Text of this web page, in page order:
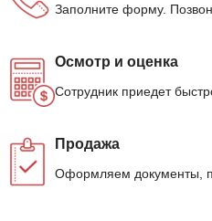
Заполните форму.
Осмотр и оценка
Сотрудник приедет
Продажа
Оформляем документы,